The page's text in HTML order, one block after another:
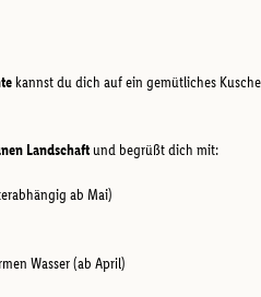
kannst du dich auf ein gemütliches
Landschaft und begrüßt dich mit:
ab Mai)
Wasser (ab April)